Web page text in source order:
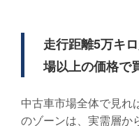
走行距離5万キ
場以上の価格で
中古車市場全体で見れ
のゾーンは、実需層か